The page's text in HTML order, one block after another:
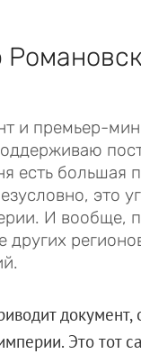
и премьер-
есть большая
это
И вообще,
других
Это тот